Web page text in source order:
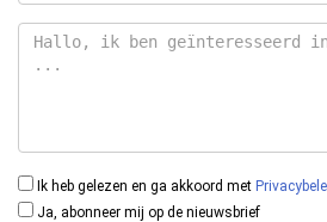
Ik heb gelezen en ga akkoord met
Ja, abonneer mij op de nieuwsbrief